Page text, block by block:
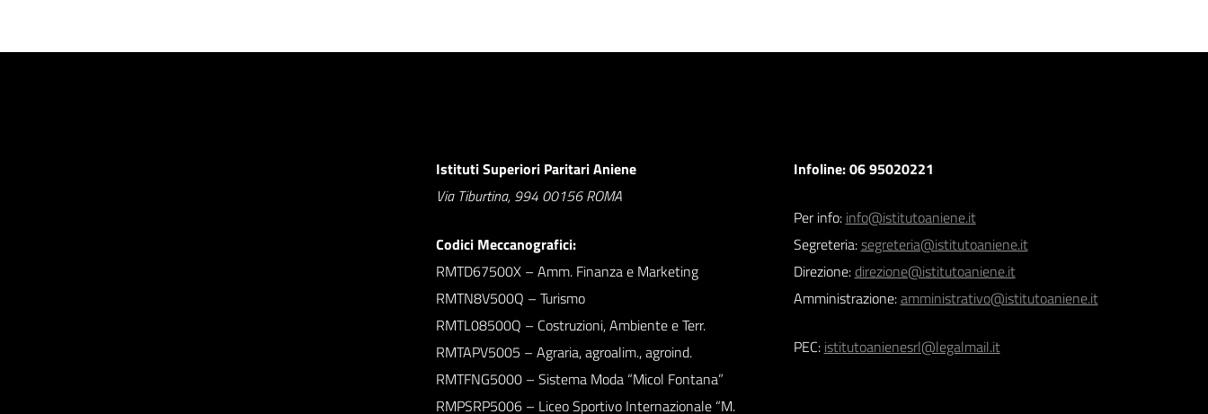
Istituti Superiori Paritari Aniene
Via Tiburtina, 994 00156 ROMA
Codici Meccanografici:
RMTD67500X – Amm. Finanza e Marketing
RMTN8V500Q – Turismo
RMTL08500Q – Costruzioni, Ambiente e Terr.
RMTAPV5005 – Agraria, agroalim., agroind.
RMTFNG5000 – Sistema Moda “Micol Fontana”
RMPSRP5006 – Liceo Sportivo Internazionale “M.
Infoline: 06 95020221
Per info: info@istitutoaniene.it
Segreteria:segreteria@istitutoaniene.it
Direzione: direzione@istitutoaniene.it
Amministrazione:amministrativo@istitutoaniene.it
PEC: istitutoanienesrl@legalmail.it